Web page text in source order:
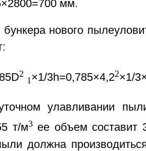
мм.
нового
2
1×1/3h=0,785×4,22×1/
улавливании
т/м3ее объем составит
должна